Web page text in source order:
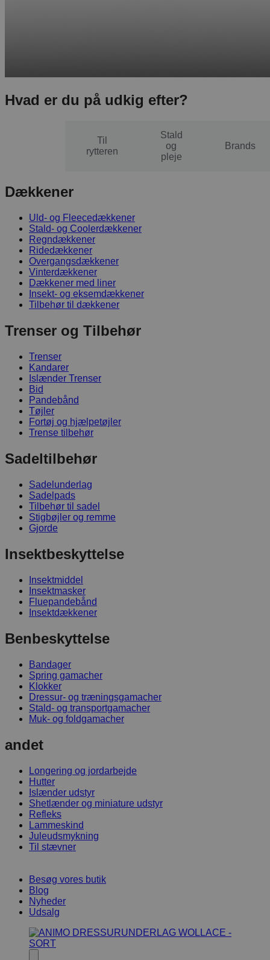
Hvad er du på udkig efter?
Til
rytteren
Stald
og
pleje
Brands
Dækkener
Uld- og Fleecedækkener
Stald- og Coolerdækkener
Regndækkener
Ridedækkener
Overgangsdækkener
Vinterdækkener
Dækkener med liner
Insekt- og eksemdækkener
Tilbehør til dækkener
Trenser og Tilbehør
Trenser
Kandarer
Islænder Trenser
Bid
Pandebånd
Tøjler
Fortøj og hjælpetøjler
Trense tilbehør
Sadeltilbehør
Sadelunderlag
Sadelpads
Tilbehør til sadel
Stigbøjler og remme
Gjorde
Insektbeskyttelse
Insektmiddel
Insektmasker
Fluepandebånd
Insektdækkener
Benbeskyttelse
Bandager
Spring gamacher
Klokker
Dressur- og træningsgamacher
Stald- og transportgamacher
Muk- og foldgamacher
andet
Longering og jordarbejde
Hutter
Islænder udstyr
Shetlænder og miniature udstyr
Refleks
Lammeskind
Juleudsmykning
Til stævner
Besøg vores butik
Blog
Nyheder
Udsalg